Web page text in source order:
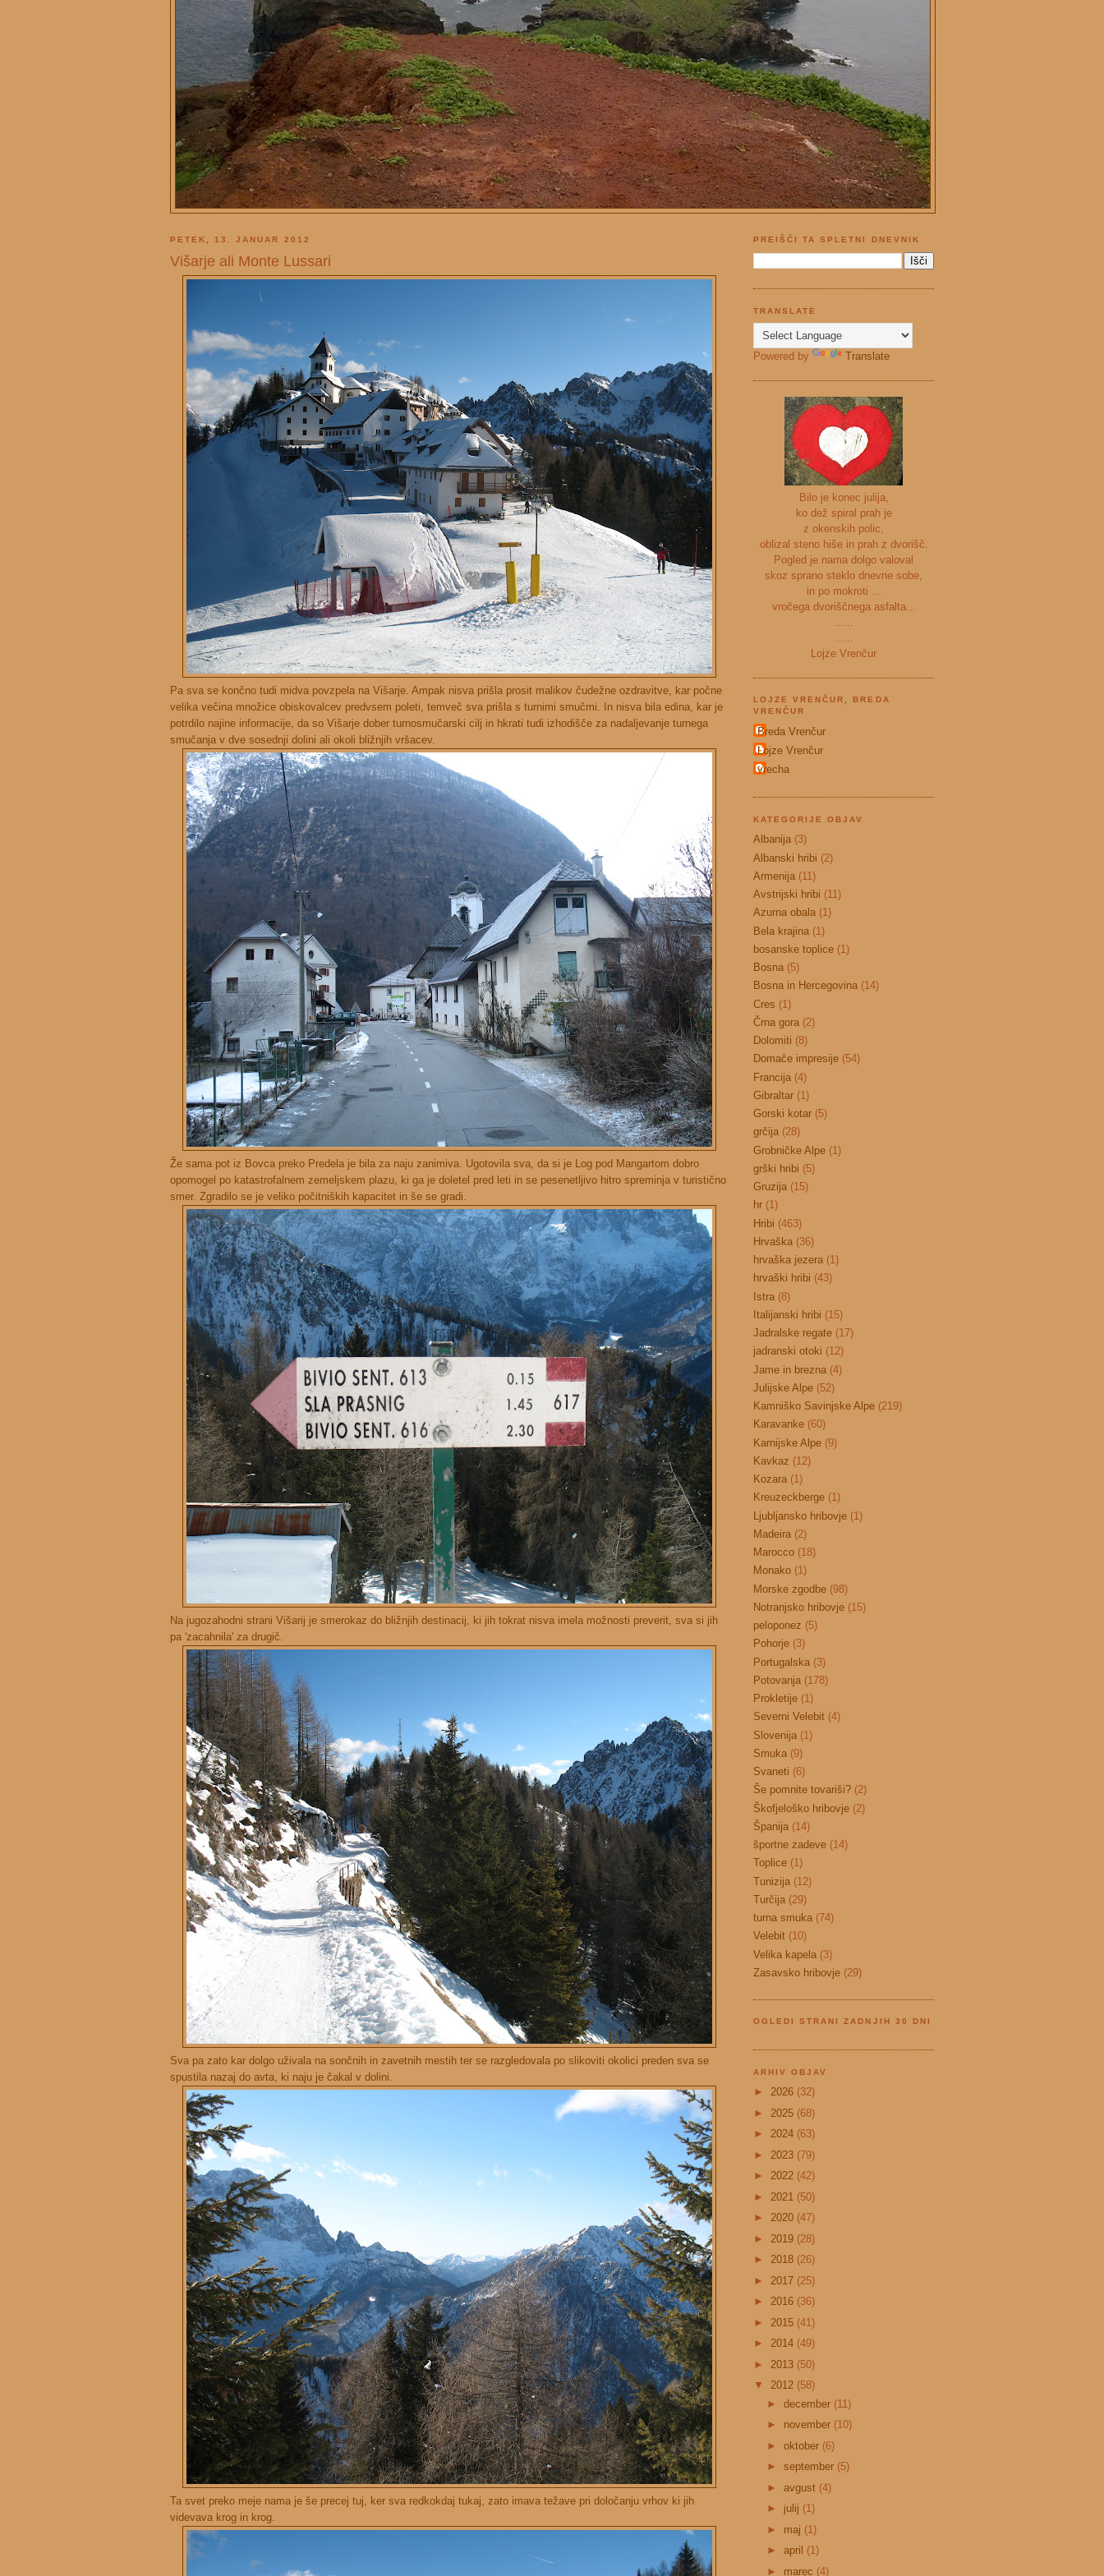
PETEK, 13. JANUAR 2012
Višarje ali Monte Lussari
Pa sva se končno tudi midva povzpela na Višarje. Ampak nisva prišla prosit malikov čudežne ozdravitve, kar počne
velika večina množice obiskovalcev predvsem poleti, temveč sva prišla s turnimi smučmi. In nisva bila edina, kar je
potrdilo najine informacije, da so Višarje dober turnosmučarski cilj in hkrati tudi izhodišče za nadaljevanje turnega
smučanja v dve sosednji dolini ali okoli bližnjih vršacev.
Že sama pot iz Bovca preko Predela je bila za naju zanimiva. Ugotovila sva, da si je Log pod Mangartom dobro
opomogel po katastrofalnem zemeljskem plazu, ki ga je doletel pred leti in se pesenetljivo hitro spreminja v turistično
smer. Zgradilo se je veliko počitniških kapacitet in še se gradi.
Na jugozahodni strani Višarij je smerokaz do bližnjih destinacij, ki jih tokrat nisva imela možnosti preverit, sva si jih
pa 'zacahnila' za drugič.
Sva pa zato kar dolgo uživala na sončnih in zavetnih mestih ter se razgledovala po slikoviti okolici preden sva se
spustila nazaj do avta, ki naju je čakal v dolini.
Ta svet preko meje nama je še precej tuj, ker sva redkokdaj tukaj, zato imava težave pri določanju vrhov ki jih
videvava krog in krog.
PREIŠČI TA SPLETNI DNEVNIK
TRANSLATE
Powered by Translate
Bilo je konec julija,
ko dež spiral prah je
z okenskih polic,
oblizal steno hiše in prah z dvorišč.
Pogled je nama dolgo valoval
skoz sprano steklo dnevne sobe,
in po mokroti ...
vročega dvoriščnega asfalta...
......
......
Lojze Vrenčur
LOJZE VRENČUR, BREDA
VRENČUR
Breda Vrenčur
Lojze Vrenčur
vrecha
KATEGORIJE OBJAV
Albanija (3)
Albanski hribi (2)
Armenija (11)
Avstrijski hribi (11)
Azurna obala (1)
Bela krajina (1)
bosanske toplice (1)
Bosna (5)
Bosna in Hercegovina (14)
Cres (1)
Črna gora (2)
Dolomiti (8)
Domače impresije (54)
Francija (4)
Gibraltar (1)
Gorski kotar (5)
grčija (28)
Grobničke Alpe (1)
grški hribi (5)
Gruzija (15)
hr (1)
Hribi (463)
Hrvaška (36)
hrvaška jezera (1)
hrvaški hribi (43)
Istra (8)
Italijanski hribi (15)
Jadralske regate (17)
jadranski otoki (12)
Jame in brezna (4)
Julijske Alpe (52)
Kamniško Savinjske Alpe (219)
Karavanke (60)
Karnijske Alpe (9)
Kavkaz (12)
Kozara (1)
Kreuzeckberge (1)
Ljubljansko hribovje (1)
Madeira (2)
Marocco (18)
Monako (1)
Morske zgodbe (98)
Notranjsko hribovje (15)
peloponez (5)
Pohorje (3)
Portugalska (3)
Potovanja (178)
Prokletije (1)
Severni Velebit (4)
Slovenija (1)
Smuka (9)
Svaneti (6)
Še pomnite tovariši? (2)
Škofjeloško hribovje (2)
Španija (14)
športne zadeve (14)
Toplice (1)
Tunizija (12)
Turčija (29)
turna smuka (74)
Velebit (10)
Velika kapela (3)
Zasavsko hribovje (29)
OGLEDI STRANI ZADNJIH 30 DNI
ARHIV OBJAV
► 2026 (32)
► 2025 (68)
► 2024 (63)
► 2023 (79)
► 2022 (42)
► 2021 (50)
► 2020 (47)
► 2019 (28)
► 2018 (26)
► 2017 (25)
► 2016 (36)
► 2015 (41)
► 2014 (49)
► 2013 (50)
▼ 2012 (58)
► december (11)
► november (10)
► oktober (6)
► september (5)
► avgust (4)
► julij (1)
► maj (1)
► april (1)
► marec (4)